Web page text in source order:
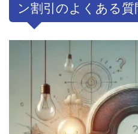
ン割引のよくある質